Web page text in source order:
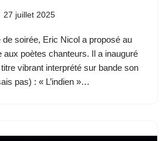
27 juillet 2025
de soirée, Eric Nicol a proposé au
aux poètes chanteurs. Il a inauguré
vibrant interprété sur bande son
pas) : « L’indien »…